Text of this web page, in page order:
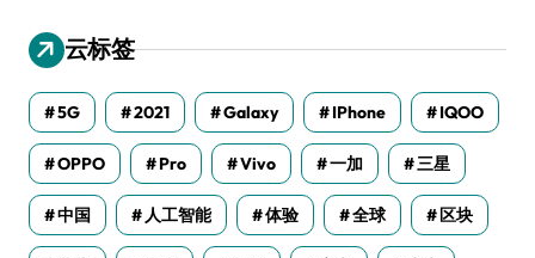
云标签
5G 2021 Galaxy IPhone IQOO
OPPO Pro Vivo 一加 三星
中国 人工智能 体验 全球 区块